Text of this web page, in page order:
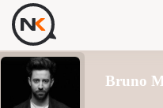
Bruno